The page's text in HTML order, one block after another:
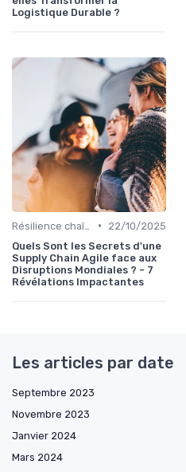
Logistique Durable ?
•
22/10/2025
Quels Sont les Secrets d'une
Supply Chain Agile face aux
Disruptions Mondiales ? - 7
Révélations Impactantes
Les articles par date
Septembre 2023
Novembre 2023
Janvier 2024
Mars 2024